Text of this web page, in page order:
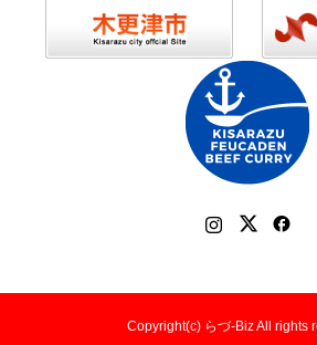
Copyright(c) らづ-Biz All rights